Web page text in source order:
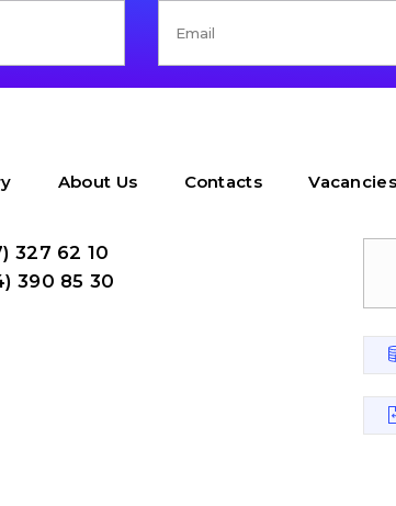
About Us Contacts Vacancies
327 62 10
390 85 30